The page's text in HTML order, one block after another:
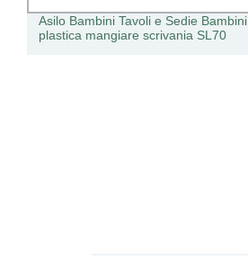
Asilo Bambini Tavoli e Sedie Bambini
plastica mangiare scrivania SL70